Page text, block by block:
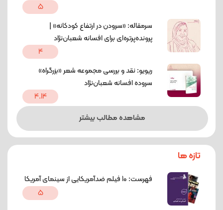
5
سرمقاله: «سرودن در ارتفاع کودکانه» |
پرونده‌پرتره‌ای برای افسانه شعبان‌نژاد
4
ریویو: نقد و بررسی مجموعه شعر «بزرگراه»
سروده افسانه شعبان‌نژاد
4.14
مشاهده مطالب بیشتر
تازه ها
فهرست: 10 فیلم ضدآمریکایی از سینمای آمریکا
5